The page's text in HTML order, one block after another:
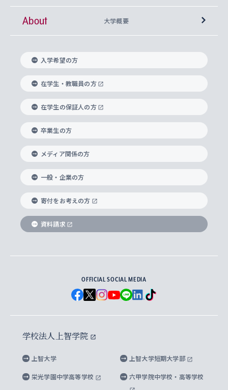
総合人間科学部
経済学部
外国語学部
総合グローバル学部
国際教養学部
理工学部
Futures） – 持続可能な未来を考える６学科連携
基盤教育センター
キリスト教人間学
身体知
思考と表現
データサイエンス
上智大学の語学教育
言語教育研究センター
上智大学のグローバル教育
グローバル教育センター
上智大学で学ぶ
海外で学ぶ
学びのサポート
大学院
神学研究科
実践宗教学研究科
総合人間科学研究科
経済学研究科
グローバル・スタディーズ研究科
助産学専攻科
生涯学習
中世思想研究所
国際言語情報研究所
グローバル・コンサーン研究所
比較文化研究所
ヨーロッパ研究所
アジア文化研究所
アメリカ・カナダ研究所
メディア・ジャーナリズム研究所
水稀少社会研究センター
先進機械・構造材料イノベーションセンター
産官学連携
知的財産
研究支援制度
重点領域研究・自由課題研究
研究活動に関する法令・研究費の使用について
課外活動
課外教育プログラム
ボランティア活動
グローバルな学びのコミュニティ
学生の相談窓口
心身の健康相談
ハラスメント防止の取り組み
障がいのある学生への支援
キャリア形成サポート
キャリア形成支援プログラム
就職（内定先）・進路統計
企業の採用ご担当者様へのご案内
住まいのサポート
上智大学で取得できる学位
入れの方針）
科目等履修生
研究生・外国人特別研究生・国費留学生
交換留学生(海外大学から上智大学で学ぶ)
ノンディグリー生
Sophia Short-term Program受講生
学費・奨学金
学部入学前に出願する奨学金
国による高等教育の修学支援新制度
大学院生対象の奨学金
海外留学する際の費用と奨学金
About 大学概要
理事長・学長メッセージ
学長・副学長紹介
上智大学の精神
上智大学の理念
上智大学の沿革
ソフィア・アーカイブズ
上智大学とカトリック
グローバルエンゲージメント
上智大学を訪れた世界の知性
国連Weeks・アフリカWeeks
ダイバーシティ＆サステナビリティへの取り組み
上智大学公式ソーシャルメディア
学校法人上智学院について
数字で見る上智大学
上智大学のネットワーク
父母・保証人とのネットワーク
学外とのネットワーク
上智大学の出版物
上智大学大学案内・大学院案内
英文広報誌 SOPHIA magazine
上智大学のビジュアル・アイデンティティ
上智大学ビジュアル・アイデンティティ
上智大学校歌 ・上智大学学生歌
上智大学への取材・キャンパスでの撮影について
上智大学の公開情報
上智大学の教育研究活動等の情報公表
キャンパス案内
入学希望の方
在学生・教職員の方
在学生の保証人の方
卒業生の方
メディア関係の方
一般・企業の方
寄付をお考えの方
資料請求
OFFICIAL SOCIAL MEDIA
学校法人上智学院
上智大学 上智大学短期大学部
栄光学園中学高等学校 六甲学院中学校・高等学校